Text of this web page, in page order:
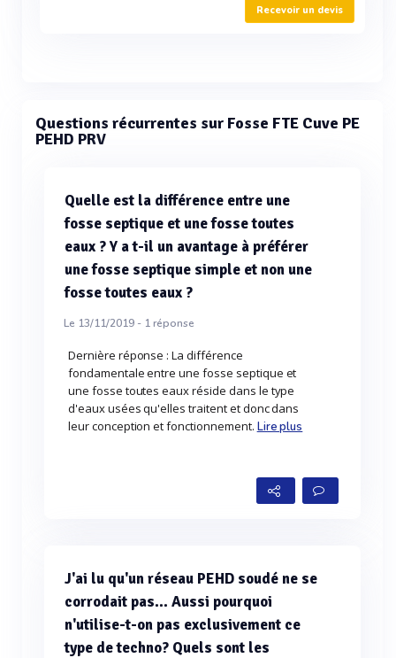
Recevoir un devis
Questions récurrentes sur Fosse FTE Cuve PE
PEHD PRV
Quelle est la différence entre une
fosse septique et une fosse toutes
eaux ? Y a t-il un avantage à préférer
une fosse septique simple et non une
fosse toutes eaux ?
Le 13/11/2019 - 1réponse
Dernière réponse : La différence
fondamentale entre une fosse septique et
une fosse toutes eaux réside dans le type
d'eaux usées qu'elles traitent et donc dans
leur conception et fonctionnement. Lire plus
J'ai lu qu'un réseau PEHD soudé ne se
corrodait pas... Aussi pourquoi
n'utilise-t-on pas exclusivement ce
type de techno? Quels sont les